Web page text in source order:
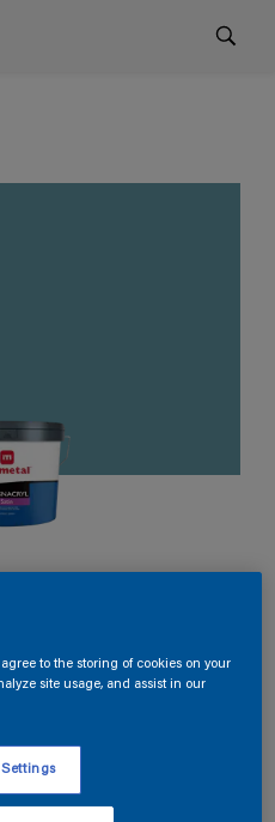
Kleur wijzigen
to the storing of cookies on your
site usage, and assist in our
Settings